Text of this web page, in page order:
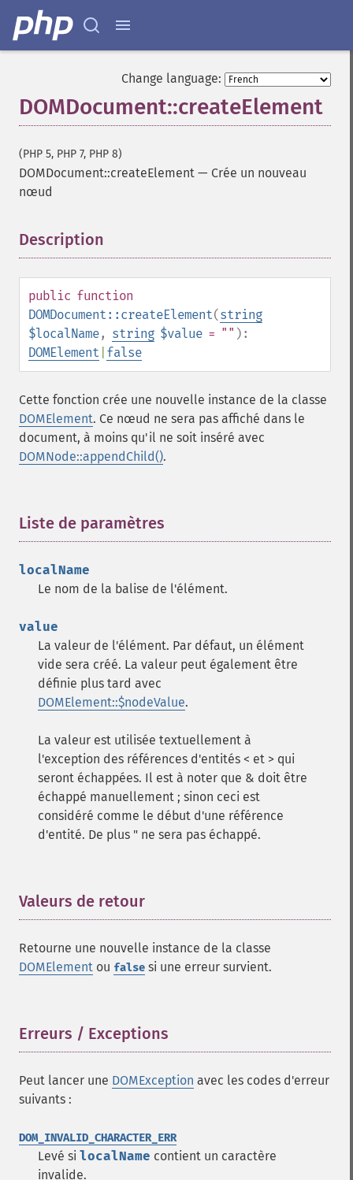
Change language:
DOMDocument::createElement
(PHP 5, PHP 7, PHP 8)
DOMDocument::createElement — Crée un nouveau
nœud
Description
public function
DOMDocument::createElement(string
$localName, string $value = "" ):
DOMElement false
Cette fonction crée une nouvelle instance de la classe
DOMElement. Ce nœud ne sera pas affiché dans le
document, à moins qu'il ne soit inséré avec
DOMNode::appendChild().
Liste de paramètres
localName
Le nom de la balise de l'élément.
value
La valeur de l'élément. Par défaut, un élément
vide sera créé. La valeur peut également être
définie plus tard avec
DOMElement::$nodeValue.
La valeur est utilisée textuellement à
l'exception des références d'entités < et > qui
seront échappées. Il est à noter que & doit être
échappé manuellement ; sinon ceci est
considéré comme le début d'une référence
d'entité. De plus " ne sera pas échappé.
Valeurs de retour
Retourne une nouvelle instance de la classe
DOMElement ou false si une erreur survient.
Erreurs / Exceptions
Peut lancer une DOMException avec les codes d'erreur
suivants :
DOM_INVALID_CHARACTER_ERR
Levé si localName contient un caractère
invalide.